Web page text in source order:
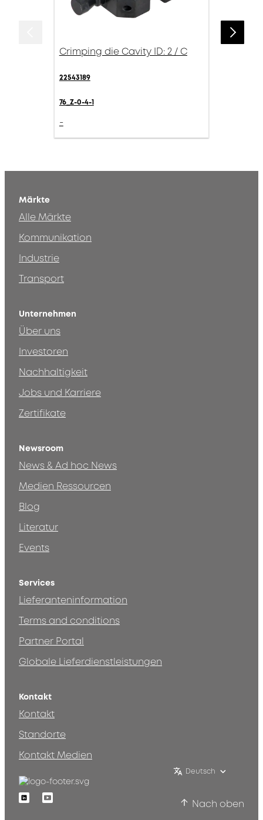
Crimping die Cavity ID: 2 / C
22543189
76_Z-0-4-1
-
Märkte
Alle Märkte
Kommunikation
Industrie
Transport
Unternehmen
Über uns
Investoren
Nachhaltigkeit
Jobs und Karriere
Zertifikate
Newsroom
News & Ad hoc News
Medien Ressourcen
Blog
Literatur
Events
Services
Lieferanteninformation
Terms and conditions
Partner Portal
Globale Lieferdienstleistungen
Kontakt
Kontakt
Standorte
Kontakt Medien
Deutsch
LinkedinYoutube
Nach oben